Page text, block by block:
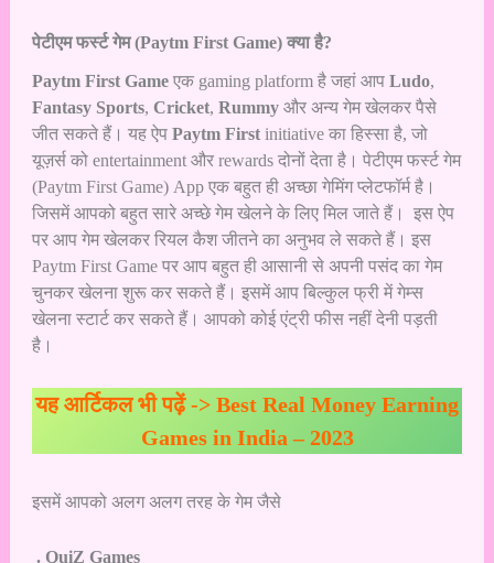
पेटीएम फर्स्ट गेम (Paytm First Game) क्या है?
Paytm First Gameएक gaming platform है जहां आप Ludo,
Fantasy Sports, Cricket, Rummyऔर अन्य गेम खेलकर पैसे
जीत सकते हैं। यह ऐप Paytm Firstinitiative का हिस्सा है, जो
यूज़र्स को entertainment और rewards दोनों देता है। पेटीएम फर्स्ट गेम
(Paytm First Game) App एक बहुत ही अच्छा गेमिंग प्लेटफॉर्म है।
जिसमें आपको बहुत सारे अच्छे गेम खेलने के लिए मिल जाते हैं। इस ऐप
पर आप गेम खेलकर रियल कैश जीतने का अनुभव ले सकते हैं। इस
Paytm First Game पर आप बहुत ही आसानी से अपनी पसंद का गेम
चुनकर खेलना शुरू कर सकते हैं। इसमें आप बिल्कुल फ्री में गेम्स
खेलना स्टार्ट कर सकते हैं। आपको कोई एंट्री फीस नहीं देनी पड़ती
है।
यह आर्टिकल भी पढ़ें -> Best Real Money Earning
Games in India – 2023
इसमें आपको अलग अलग तरह के गेम जैसे
. QuiZ Games